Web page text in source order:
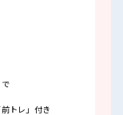
トレ」付き